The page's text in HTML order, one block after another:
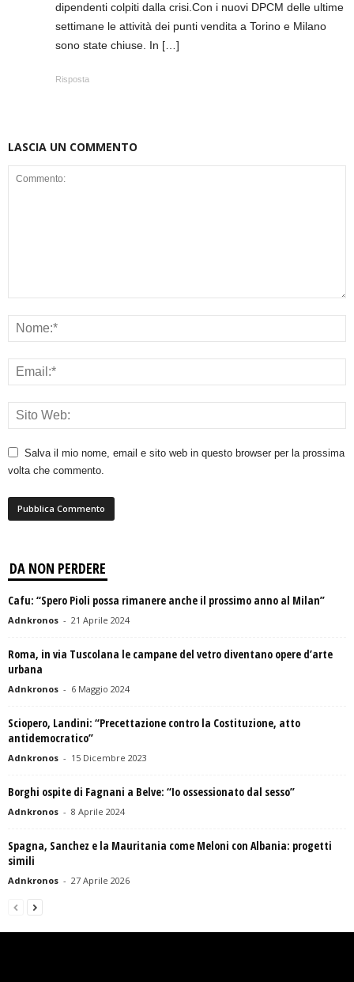
dipendenti colpiti dalla crisi.Con i nuovi DPCM delle ultime
settimane le attività dei punti vendita a Torino e Milano
sono state chiuse. In […]
Risposta
LASCIA UN COMMENTO
Salva il mio nome, email e sito web in questo browser per la prossima
volta che commento.
DA NON PERDERE
Cafu: “Spero Pioli possa rimanere anche il prossimo anno al Milan”
Adnkronos - 21 Aprile 2024
Roma, in via Tuscolana le campane del vetro diventano opere d’arte
urbana
Adnkronos - 6 Maggio 2024
Sciopero, Landini: “Precettazione contro la Costituzione, atto
antidemocratico”
Adnkronos - 15 Dicembre 2023
Borghi ospite di Fagnani a Belve: “Io ossessionato dal sesso”
Adnkronos - 8 Aprile 2024
Spagna, Sanchez e la Mauritania come Meloni con Albania: progetti
simili
Adnkronos - 27 Aprile 2026